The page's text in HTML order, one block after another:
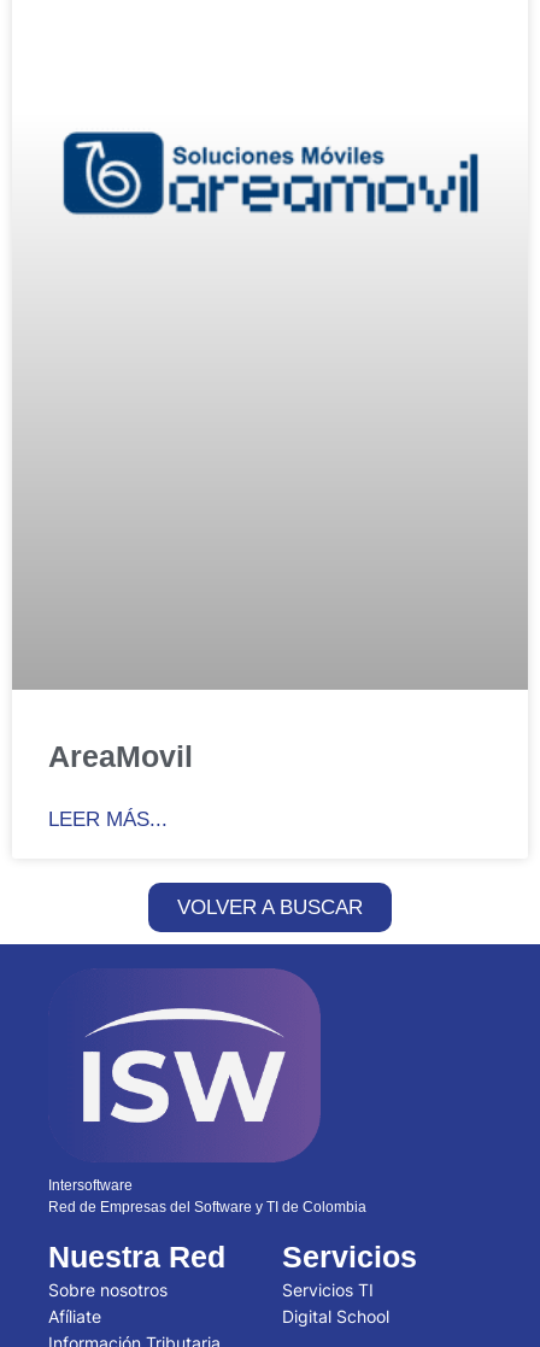
AreaMovil
LEER MÁS...
VOLVER A BUSCAR
Intersoftware
Red de Empresas del Software y TI de Colombia
Nuestra Red
Sobre nosotros
Afíliate
Servicios
Servicios TI
Digital School